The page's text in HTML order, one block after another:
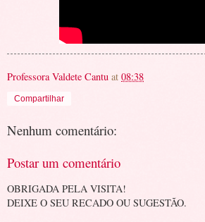
Professora Valdete Cantu at 08:38
Compartilhar
Nenhum comentário:
Postar um comentário
OBRIGADA PELA VISITA!
DEIXE O SEU RECADO OU SUGESTÃO.